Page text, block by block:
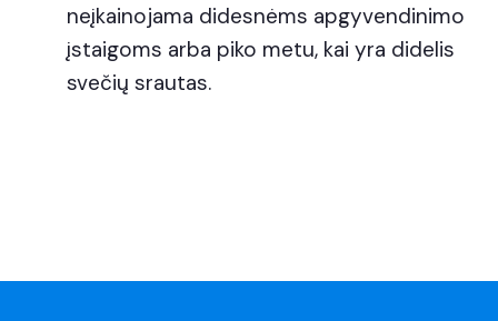
neįkainojama didesnėms apgyvendinimo
įstaigoms arba piko metu, kai yra didelis
svečių srautas.